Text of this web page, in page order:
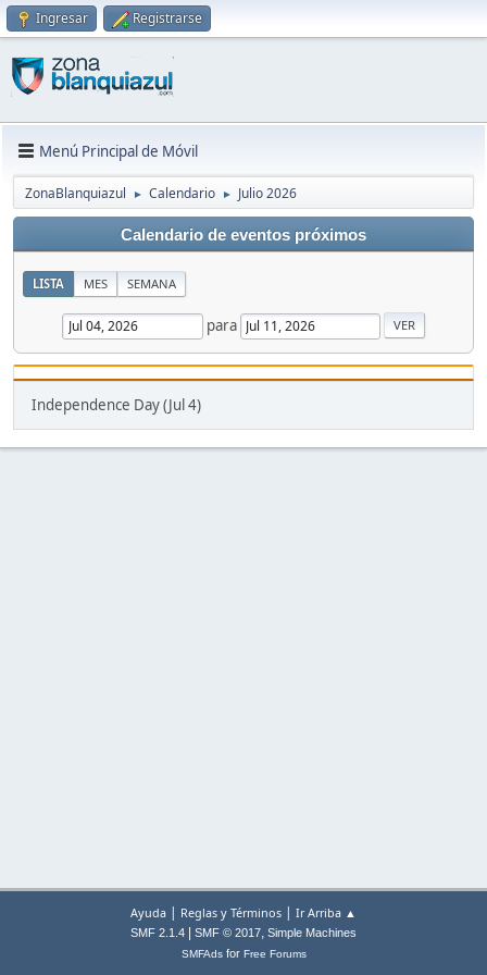
Ingresar Registrarse
Menú Principal de Móvil
ZonaBlanquiazul ► Calendario ► Julio 2026
Calendario de eventos próximos
LISTA MES SEMANA
para
Independence Day (Jul 4)
Ayuda | Reglas y Términos | Ir Arriba ▲
SMF 2.1.4 SMF © 2017, Simple Machines
SMFAdsfor Free Forums